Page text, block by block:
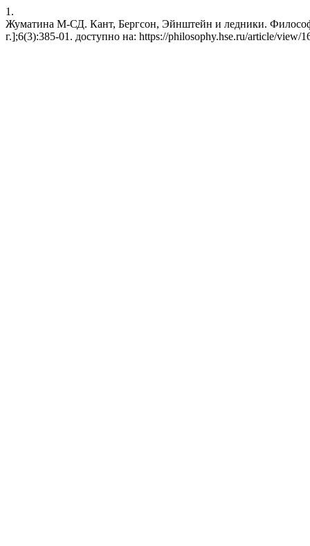
1.
Жуматина М-СД. Кант, Бергсон, Эйнштейн и ледники.
г.];6(3):385-01. доступно на: https://philosophy.hse.ru/article/view/